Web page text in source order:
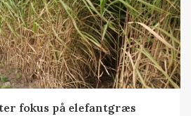
fokus på elefantgræs